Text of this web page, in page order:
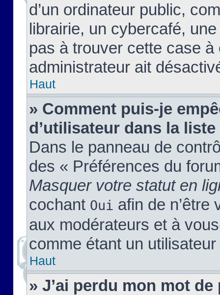
d’un ordinateur public,
librairie, un cybercafé,
pas à trouver cette case à
administrateur ait
Haut
» Comment puis-je
d’utilisateur dans la
Dans le panneau de
des « Préférences du
Masquer votre statut en
cochant Oui afin de n’être
aux modérateurs et à
comme étant un
Haut
» J’ai perdu mon mot de